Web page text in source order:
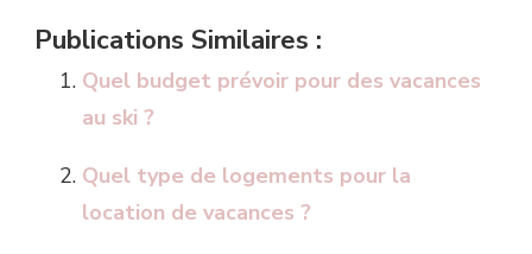
Publications Similaires :
Quel budget prévoir pour des vacances
au ski ?
Quel type de logements pour la
location de vacances ?